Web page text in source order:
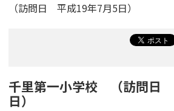
（訪問日 平成19年7月5日）
千里第一小学校 （訪問日
日）